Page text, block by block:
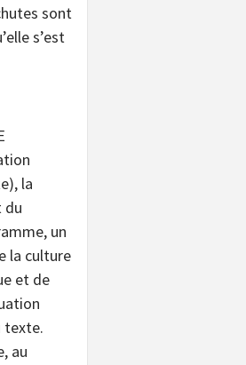
sont
s’est
la
du
un
la culture
et de
texte.
au